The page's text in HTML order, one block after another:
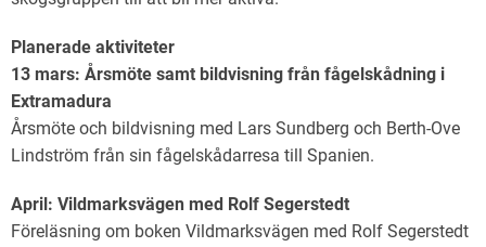
Planerade aktiviteter
13 mars: Årsmöte samt bildvisning från fågelskådning i
Extramadura
Årsmöte och bildvisning med Lars Sundberg och Berth-Ove
Lindström från sin fågelskådarresa till Spanien.
April: Vildmarksvägen med Rolf Segerstedt
Föreläsning om boken Vildmarksvägen med Rolf Segerstedt